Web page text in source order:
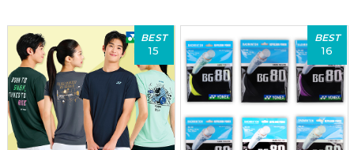
BEST
15
BEST
16